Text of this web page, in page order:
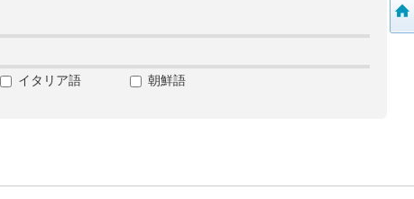
イタリア語
朝鮮語